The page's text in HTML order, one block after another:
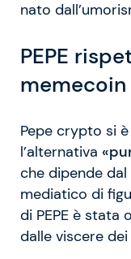
nato
PEPE
memecoin
Pepe crypto si
l’alternativa
che dipende
mediatico di
di PEPE è stata
dalle viscere